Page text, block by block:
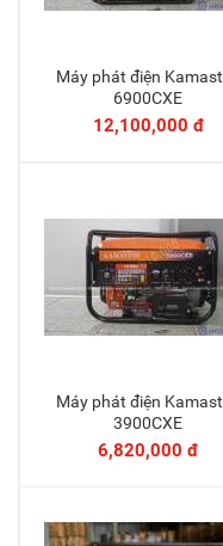
Thêm vào giỏ
Máy phát điện Kamastsu
6900CXE
12,100,000 đ
Thêm vào giỏ
Máy phát điện Kamastsu
3900CXE
6,820,000 đ